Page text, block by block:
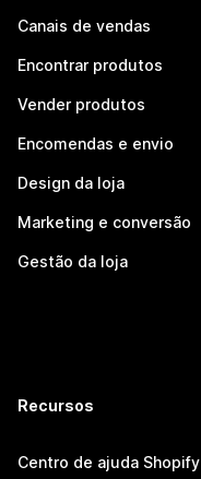
Canais de vendas
Encontrar produtos
Vender produtos
Encomendas e envio
Design da loja
Marketing e conversão
Gestão da loja
Recursos
Centro de ajuda Shopify